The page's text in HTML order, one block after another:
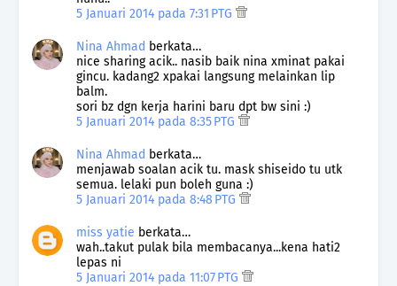
5 Januari 2014 pada 7:31 PTG
Nina Ahmad berkata…
nice sharing acik.. nasib baik nina xminat pakai
gincu. kadang2 xpakai langsung melainkan lip
balm.
sori bz dgn kerja harini baru dpt bw sini :)
5 Januari 2014 pada 8:35 PTG
Nina Ahmad berkata…
menjawab soalan acik tu. mask shiseido tu utk
semua. lelaki pun boleh guna :)
5 Januari 2014 pada 8:48 PTG
miss yatie berkata…
wah..takut pulak bila membacanya...kena hati2
lepas ni
5 Januari 2014 pada 11:07 PTG